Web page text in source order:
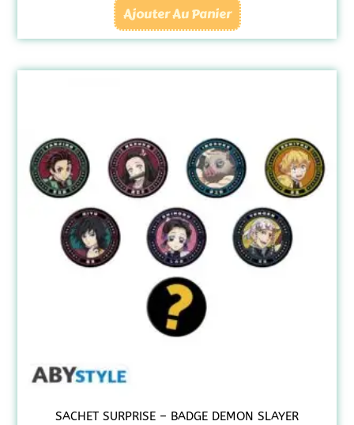
Ajouter Au Panier
SACHET SURPRISE – BADGE DEMON SLAYER